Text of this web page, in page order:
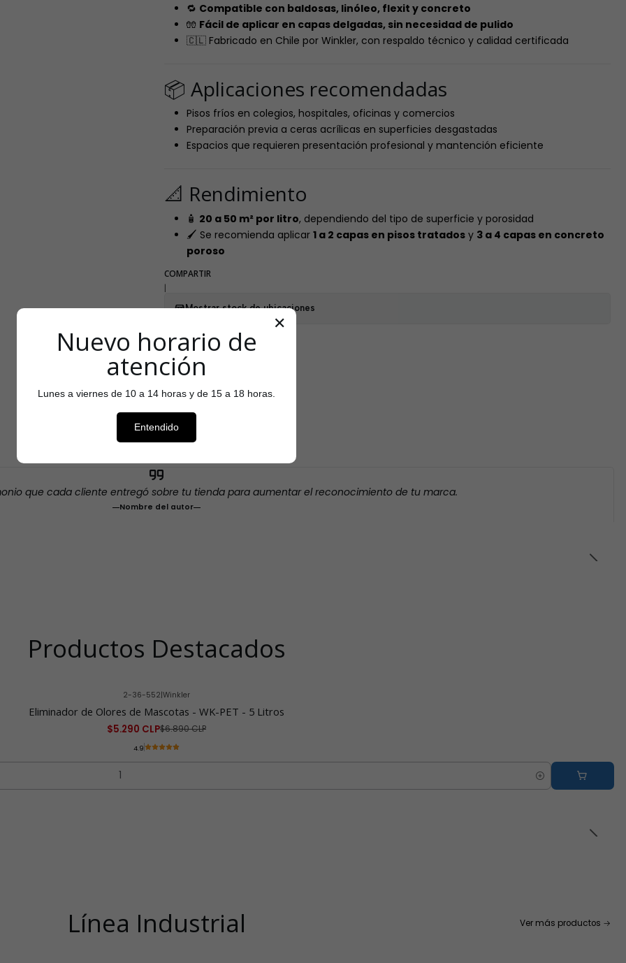
🔁 Compatible con baldosas, linóleo, flexit y concreto
🧤 Fácil de aplicar en capas delgadas, sin necesidad de pulido
🇨🇱 Fabricado en Chile por Winkler, con respaldo técnico y calidad certificada
📦 Aplicaciones recomendadas
Pisos fríos en colegios, hospitales, oficinas y comercios
Preparación previa a ceras acrílicas en superficies desgastadas
Espacios que requieren presentación profesional y mantención eficiente
📐 Rendimiento
🧴 20 a 50 m² por litro, dependiendo del tipo de superficie y porosidad
🖌️ Se recomienda aplicar 1 a 2 capas en pisos tratadosy 3 a 4 capas en concreto
poroso
COMPARTIR
Mostrar stock de ubicaciones
Testimonios
que cada cliente entregó sobre tu tienda para aumentar el reconocimiento de tu marca.
Nombre del autor
Productos Destacados
2-36-552|Winkler
Eliminador de Olores de Mascotas - WK-PET - 5 Litros
$5.290 CLP$6.890 CLP
4.9
Línea Industrial Ver más productos
✕
Nuevo horario de
atención
Lunes a viernes de 10 a 14 horas y de 15 a 18 horas.
Entendido